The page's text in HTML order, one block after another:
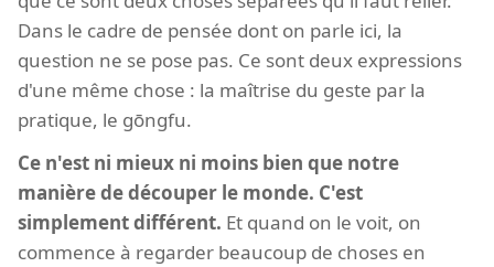
Dans le cadre de pensée dont on parle ici, la
question ne se pose pas. Ce sont deux expressions
d'une même chose : la maîtrise du geste par la
pratique, le gōngfu.
Ce n'est ni mieux ni moins bien que notre
manière de découper le monde. C'est
simplement différent. Et quand on le voit, on
commence à regarder beaucoup de choses en